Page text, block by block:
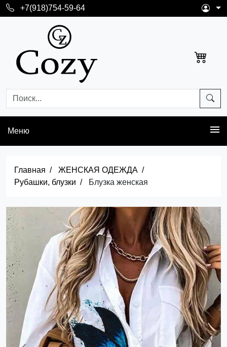
+7(918)754-59-64
Меню
Главная
ЖЕНСКАЯ ОДЕЖДА
Рубашки, блузки
Блузка женская